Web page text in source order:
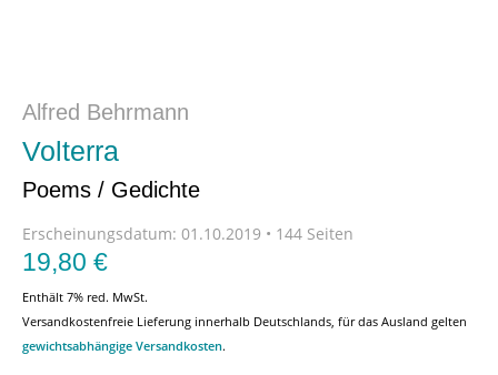
Alfred Behrmann
Volterra
Poems / Gedichte
Erscheinungsdatum: 01.10.2019 • 144 Seiten
19,80 €
Enthält 7% red. MwSt.
Versandkostenfreie Lieferung innerhalb Deutschlands, für das Ausland gelten
gewichtsabhängige Versandkosten.